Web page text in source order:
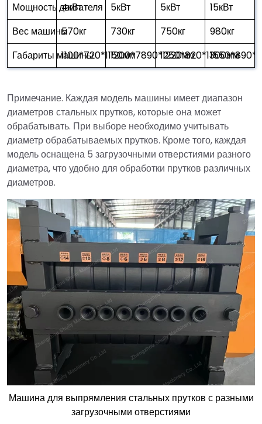
Мощность двигателя
4кВт 5кВт 5кВт
15кВт
Вес машины570кг 730кг 750кг
980кг
Габариты машины1100*720*1150мм1200*7890*1220мм1250*820*1300мм
Примечание. Каждая модель машины имеет диапазон
диаметров стальных прутков, которые она может
обрабатывать. При выборе необходимо учитывать
диаметр обрабатываемых прутков. Кроме того, каждая
модель оснащена 5 загрузочными отверстиями разного
диаметра, что удобно для обработки прутков различных
диаметров.
Машина для выпрямления стальных прутков с разными
загрузочными отверстиями